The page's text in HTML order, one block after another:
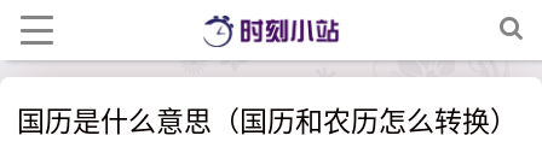
国历是什么意思（国历和农历怎么转换）